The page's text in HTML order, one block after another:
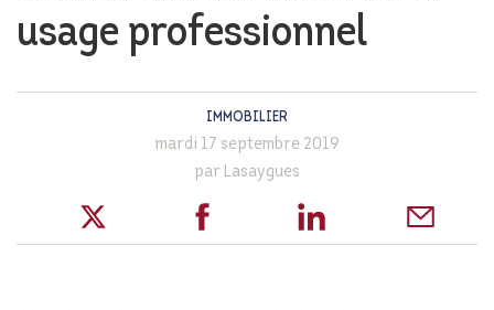
usage professionnel
IMMOBILIER
mardi 17 septembre 2019
par Lasaygues